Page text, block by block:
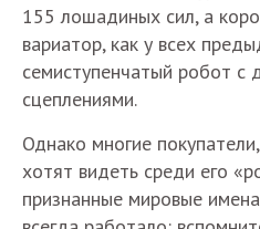
155 лошадиных сил, а
вариатор, как у всех
семиступенчатый робот с
сцеплениями.
Однако многие
хотят видеть среди его
признанные мировые